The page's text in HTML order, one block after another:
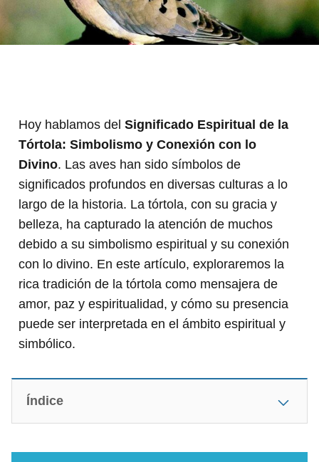
Hoy hablamos del Significado Espiritual de la
Tórtola: Simbolismo y Conexión con lo
Divino. Las aves han sido símbolos de
significados profundos en diversas culturas a lo
largo de la historia. La tórtola, con su gracia y
belleza, ha capturado la atención de muchos
debido a su simbolismo espiritual y su conexión
con lo divino. En este artículo, exploraremos la
rica tradición de la tórtola como mensajera de
amor, paz y espiritualidad, y cómo su presencia
puede ser interpretada en el ámbito espiritual y
simbólico.
Índice